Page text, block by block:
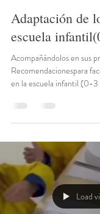
Escuela Infantil
4 jul 2025
3 min
Adaptación de
escuela
Acompañándolos en sus
en la escuela infantil (0-3